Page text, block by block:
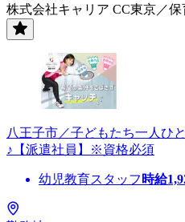
株式会社キャリア CC東京／保
八王子市／子どもたち一人ひ
♪【派遣社員】※資格必須
幼児教育スタッフ 時給